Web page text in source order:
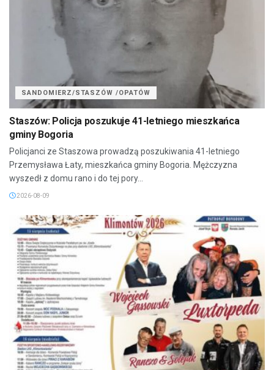
SANDOMIERZ/STASZÓW /OPATÓW
Staszów: Policja poszukuje 41-letniego mieszkańca
gminy Bogoria
Policjanci ze Staszowa prowadzą poszukiwania 41-letniego
Przemysława Łaty, mieszkańca gminy Bogoria. Mężczyzna
wyszedł z domu rano i do tej pory...
2026-08-09